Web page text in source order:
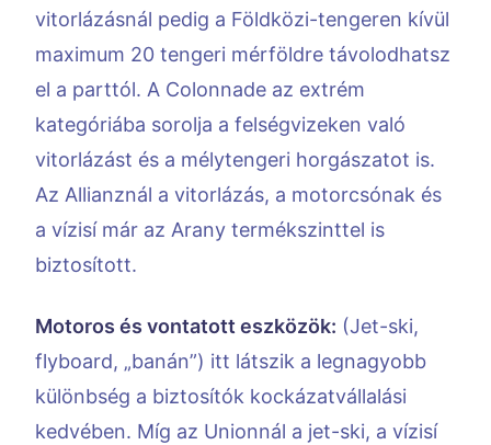
vitorlázásnál pedig a Földközi-tengeren kívül
maximum 20 tengeri mérföldre távolodhatsz
el a parttól. A Colonnade az extrém
kategóriába sorolja a felségvizeken való
vitorlázást és a mélytengeri horgászatot is.
Az Allianznál a vitorlázás, a motorcsónak és
a vízisí már az Arany termékszinttel is
biztosított.
Motoros és vontatott eszközök: (Jet-ski,
flyboard, „banán”) itt látszik a legnagyobb
különbség a biztosítók kockázatvállalási
kedvében. Míg az Unionnál a jet-ski, a vízisí